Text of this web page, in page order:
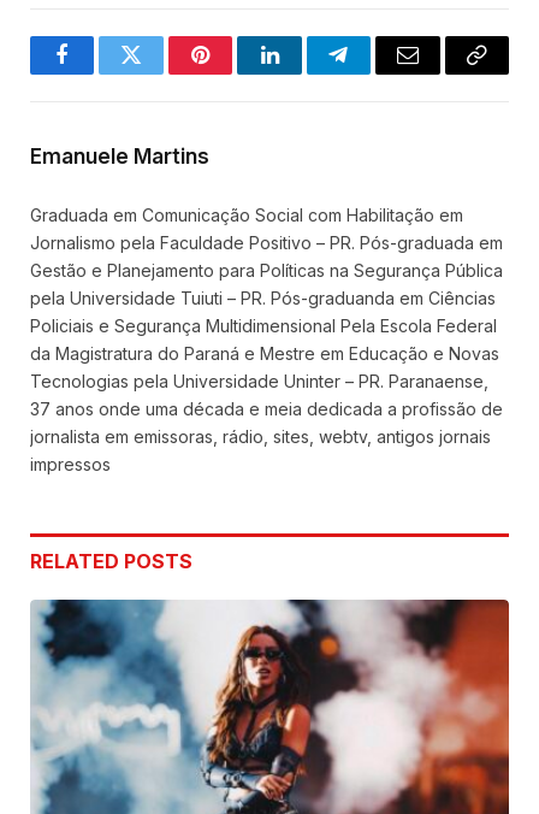
FacebookTwitter PinterestLinkedInTelegramEmail
Copy
Emanuele Martins
Graduada em Comunicação Social com Habilitação em
Jornalismo pela Faculdade Positivo – PR. Pós-graduada em
Gestão e Planejamento para Políticas na Segurança Pública
pela Universidade Tuiuti – PR. Pós-graduanda em Ciências
Policiais e Segurança Multidimensional Pela Escola Federal
da Magistratura do Paraná e Mestre em Educação e Novas
Tecnologias pela Universidade Uninter – PR. Paranaense,
37 anos onde uma década e meia dedicada a profissão de
jornalista em emissoras, rádio, sites, webtv, antigos jornais
impressos
RELATED POSTS